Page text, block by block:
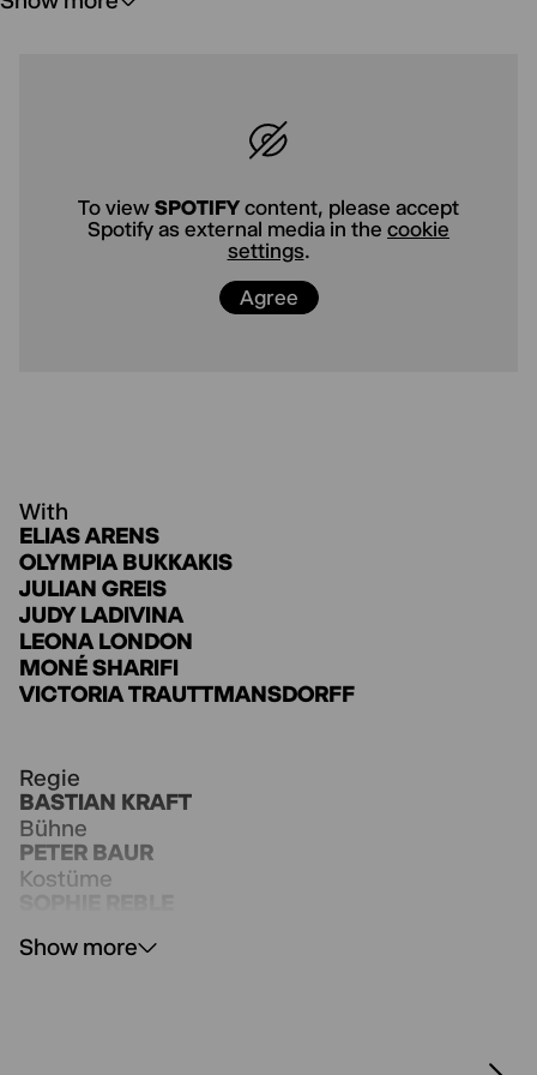
accept Youtube as external media in
cookie settings
Agree
To view SPOTIFY content, please accept
Spotify as external media in the cookie
settings.
Agree
With
ELIAS ARENS
OLYMPIA BUKKAKIS
JULIAN GREIS
JUDY LADIVINA
LEONA LONDON
MONÉ SHARIFI
VICTORIA TRAUTTMANSDORFF
Regie
BASTIAN KRAFT
Bühne
PETER BAUR
Kostüme
BJÖRN SC DEIGNER
Show more